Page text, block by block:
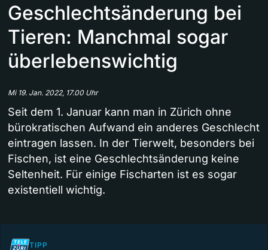
Geschlechtsänderung bei
Tieren: Manchmal sogar
überlebenswichtig
Mi 19. Jan. 2022, 17.00 Uhr
Seit dem 1. Januar kann man in Zürich ohne
bürokratischen Aufwand ein anderes Geschlecht
eintragen lassen. In der Tierwelt, besonders bei
Fischen, ist eine Geschlechtsänderung keine
Seltenheit. Für einige Fischarten ist es sogar
existentiell wichtig.
TIPP